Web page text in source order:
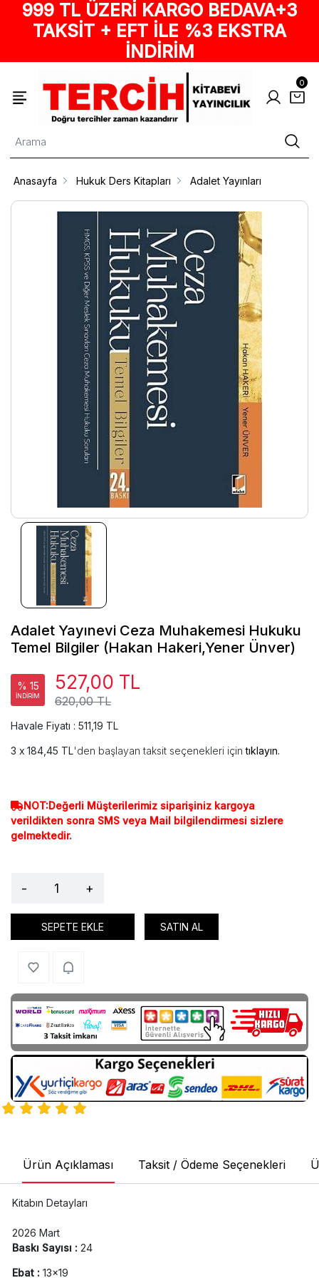
999 TL ÜZERİ KARGO BEDAVA+3
TAKSİT + EFT İLE %3 EKSTRA
İNDİRİM
0
Anasayfa Hukuk Ders Kitapları Adalet Yayınları
Adalet Yayınevi Ceza Muhakemesi Hukuku
Temel Bilgiler (Hakan Hakeri,Yener Ünver)
% 15
İNDİRİM 620,00 TL
527,00 TL
Havale Fiyatı : 511,19 TL
184,45 TL'den başlayan taksit seçenekleri içintıklayın.
NOT:Değerli Müşterilerimiz siparişiniz kargoya
verildikten sonra SMS veya Mail bilgilendirmesi sizlere
gelmektedir.
- +
SEPETE EKLE SATIN AL
Ürün Açıklaması Taksit / Ödeme Seçenekleri
Kitabın Detayları
2026 Mart
Baskı Sayısı : 24
Ebat : 13x19